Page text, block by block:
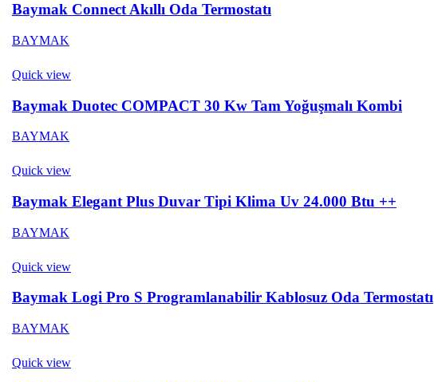
Baymak Connect Akıllı Oda Termostatı
BAYMAK
Quick view
Baymak Duotec COMPACT 30 Kw Tam Yoğuşmalı Kombi
BAYMAK
Quick view
Baymak Elegant Plus Duvar Tipi Klima Uv 24.000 Btu ++
BAYMAK
Quick view
Baymak Logi Pro S Programlanabilir Kablosuz Oda Termostatı
BAYMAK
Quick view